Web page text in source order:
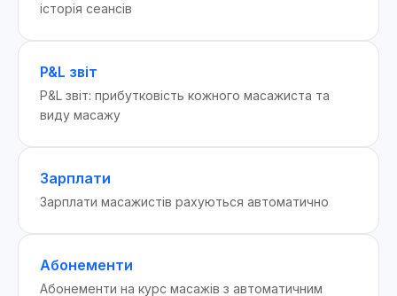
історія сеансів
P&L звіт
P&L звіт: прибутковість кожного масажиста та
виду масажу
Зарплати
Зарплати масажистів рахуються автоматично
Абонементи
Абонементи на курс масажів з автоматичним